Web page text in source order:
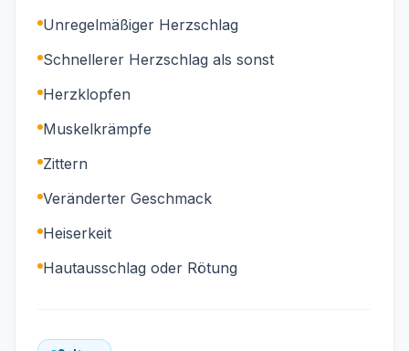
Unregelmäßiger Herzschlag
Schnellerer Herzschlag als sonst
Herzklopfen
Muskelkrämpfe
Zittern
Veränderter Geschmack
Heiserkeit
Hautausschlag oder Rötung